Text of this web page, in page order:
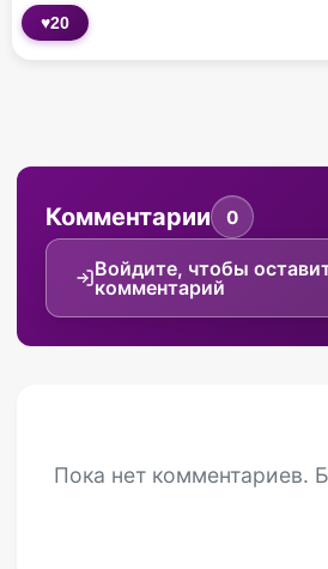
♥20
Комментарии 0
Войдите, чтобы
комментарий
Пока нет комментариев.